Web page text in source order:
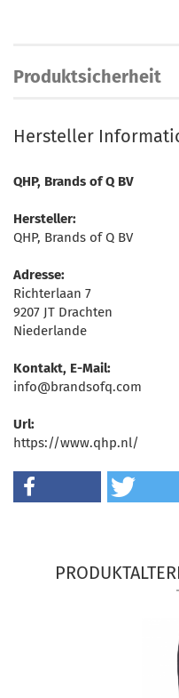
Produktsicherheit
Hersteller
QHP, Brands of Q BV
Hersteller:
QHP, Brands of Q BV
Adresse:
Richterlaan 7
9207 JT Drachten
Niederlande
Kontakt, E-Mail:
info@brandsofq.com
Url:
https://www.qhp.nl/